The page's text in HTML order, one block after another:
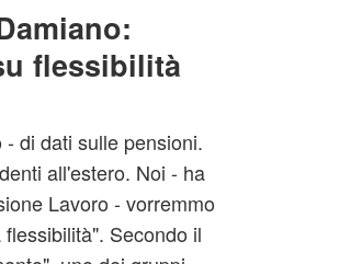
flessibilità
di dati sulle pensioni.
all'estero. Noi - ha
Lavoro - vorremmo
Secondo il